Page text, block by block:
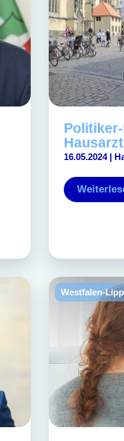
16.05.2024 |
Westfalen-